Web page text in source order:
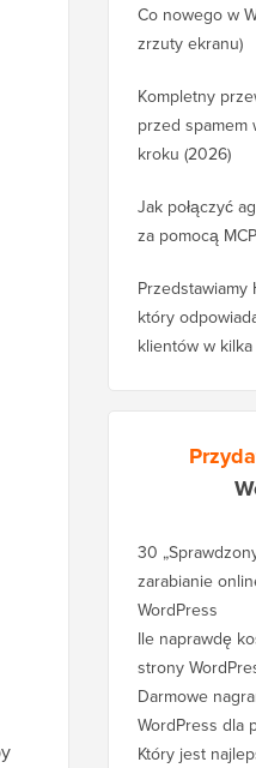
Co nowego w
zrzuty ekranu)
Kompletny
przed spamem
kroku (2026)
Jak połączyć
za pomocą
Przedstawiamy
który
klientów w
30
zarabianie
WordPress
Ile naprawdę
strony
Darmowe
WordPress dla
Który jest